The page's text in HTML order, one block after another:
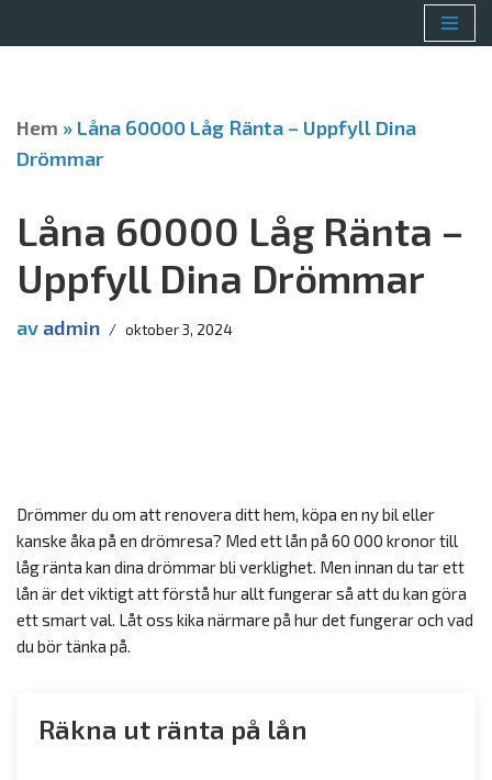
Hem » Låna 60000 Låg Ränta – Uppfyll Dina
Drömmar
Låna 60000 Låg Ränta –
Uppfyll Dina Drömmar
av admin oktober 3, 2024
Drömmer du om att renovera ditt hem, köpa en ny bil eller
kanske åka på en drömresa? Med ett lån på 60 000 kronor till
låg ränta kan dina drömmar bli verklighet. Men innan du tar ett
lån är det viktigt att förstå hur allt fungerar så att du kan göra
ett smart val. Låt oss kika närmare på hur det fungerar och vad
du bör tänka på.
Räkna ut ränta på lån